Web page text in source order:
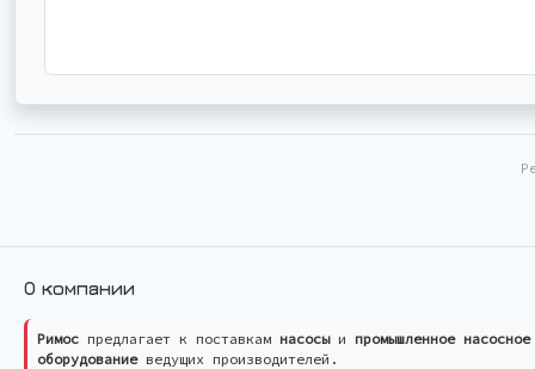
О компании
Римос предлагает к поставкам насосыи промышленное насосное
оборудованиеведущих производителей.